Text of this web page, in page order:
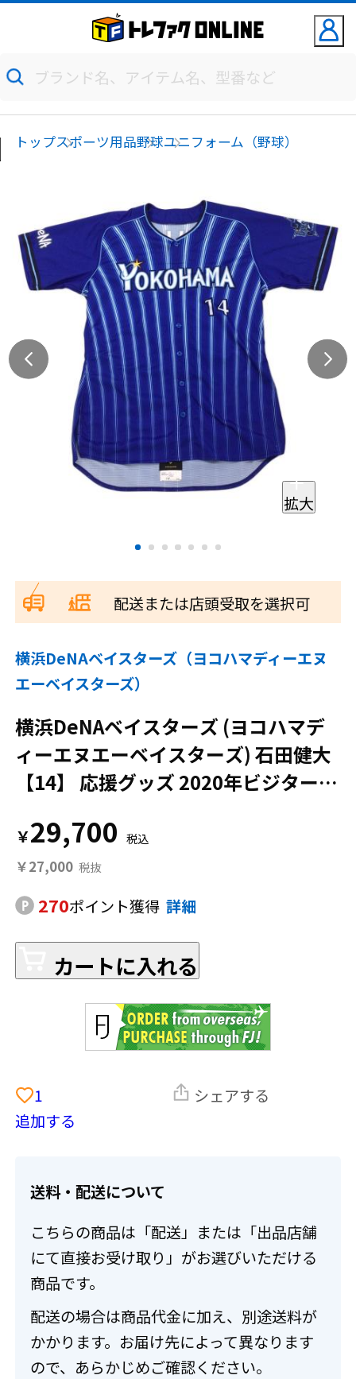
トップスポーツ用品野球ユニフォーム（野球）
拡大
配送または店頭受取を選択可
横浜DeNAベイスターズ（ヨコハマディーエヌ
エーベイスターズ）
横浜DeNAベイスターズ (ヨコハマデ
ィーエヌエーベイスターズ) 石田健大
【14】 応援グッズ 2020年ビジター S
￥29,700
￥27,000
270ポイント獲得 詳細
カートに入れる
1
追加する
シェアする
送料・配送について
こちらの商品は「配送」または「出品店舗
にて直接お受け取り」がお選びいただける
商品です。
配送の場合は商品代金に加え、別途送料が
かかります。お届け先によって異なります
ので、あらかじめご確認ください。